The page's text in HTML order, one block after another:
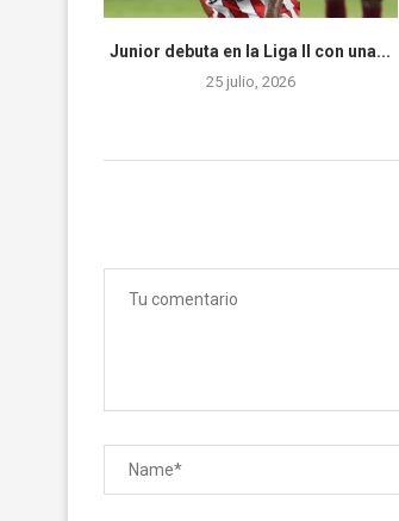
Junior debuta en la Liga II con una...
25 julio, 2026